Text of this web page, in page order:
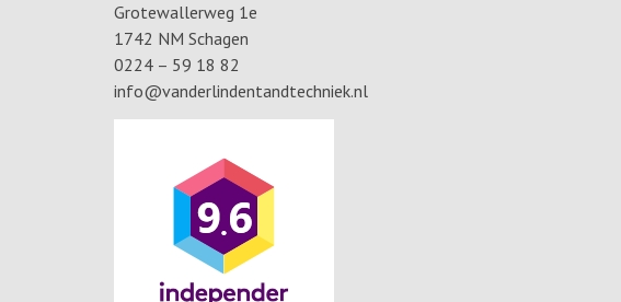
Grotewallerweg 1e
1742 NM Schagen
0224 – 59 18 82
info@vanderlindentandtechniek.nl